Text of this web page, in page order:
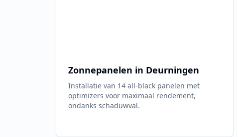
Zonnepanelen in Deurningen
Installatie van 14 all-black panelen met
optimizers voor maximaal rendement,
ondanks schaduwval.